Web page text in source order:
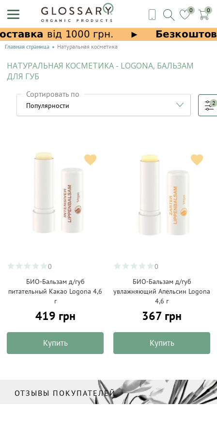
0 0
Главная страница Натуральная косметика
НАТУРАЛЬНАЯ КОСМЕТИКА - LOGONA, БАЛЬЗАМ
ДЛЯ ГУБ
Сортировать по
2
0
БИО-Бальзам д/губ
питательный Какао Logona 4,6
г
419 грн
Купить
0
БИО-Бальзам д/губ
увлажняющий Апельсин Logona
4,6 г
367 грн
Купить
ОТЗЫВЫ ПОКУПАТЕЛЕЙ